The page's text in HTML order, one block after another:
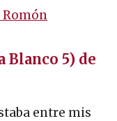
Romón
Blanco 5) de
entre mis